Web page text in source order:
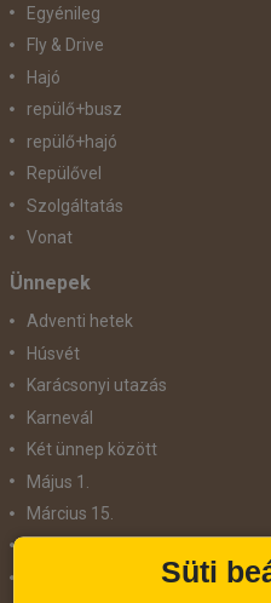
Egyénileg
Fly & Drive
Hajó
repülő+busz
repülő+hajó
Repülővel
Szolgáltatás
Vonat
Ünnepek
Adventi hetek
Húsvét
Karácsonyi utazás
Karnevál
Két ünnep között
Május 1.
Március 15.
Süti